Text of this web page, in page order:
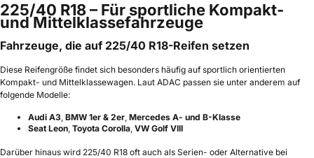
225/40 R18 – Für sportliche Kompakt-
und Mittelklassefahrzeuge
Fahrzeuge, die auf 225/40 R18-Reifen setzen
Diese Reifengröße findet sich besonders häufig auf sportlich orientierten
Kompakt- und Mittelklassewagen. Laut ADAC passen sie unter anderem auf
folgende Modelle:
Audi A3 BMW 1er & 2er Mercedes A- und B-Klasse
Seat Leon Toyota Corolla VW Golf VIII
Darüber hinaus wird 225/40 R18 oft auch als Serien- oder Alternative bei